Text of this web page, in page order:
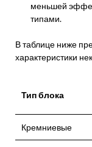
меньшей
типами.
В таблице ниже
характеристики
Тип блока
Кремниевые